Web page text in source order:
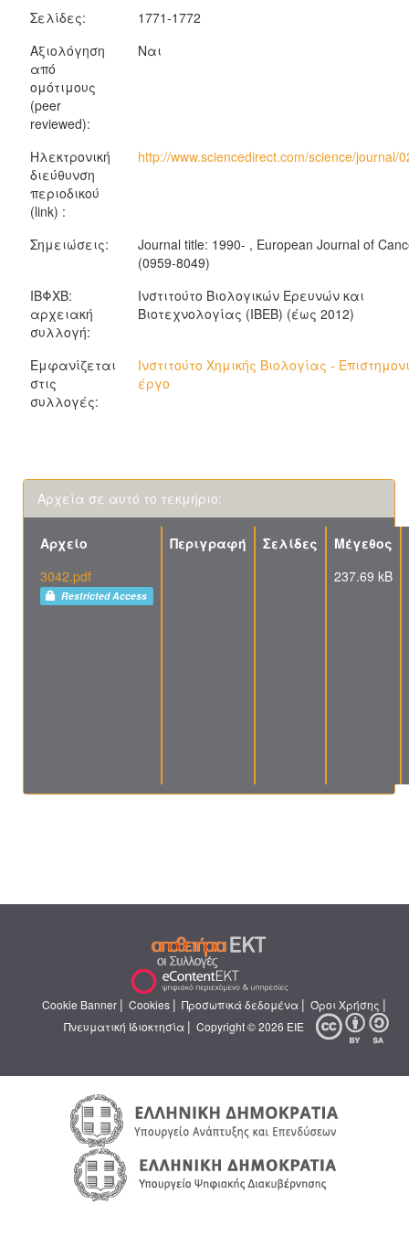
Σελίδες:
1771-1772
Αξιολόγηση
από
ομότιμους
(peer
reviewed):
Ναι
Ηλεκτρονική
διεύθυνση
περιοδικού
(link) :
http://www.sciencedirect.com/science/journal/
Σημειώσεις:
Journal title: 1990- , European Journal of
(0959-8049)
ΙΒΦΧΒ:
αρχειακή
συλλογή:
Ινστιτούτο Βιολογικών Ερευνών και
Βιοτεχνολογίας (ΙΒΕΒ) (έως 2012)
Εμφανίζεται
στις
συλλογές:
Ινστιτούτο Χημικής Βιολογίας -
έργο
Αρχεία σε αυτό το τεκμήριο:
Αρχείο Περιγραφή Σελίδες
Μέγεθος
3042.pdf
Restricted Access
237.69 kB
Cookie Banner | Cookies | Προσωπικά δεδομένα | Όροι Χρήσης |
Πνευματική Ιδιοκτησία | Copyright © 2026 ΕΙΕ